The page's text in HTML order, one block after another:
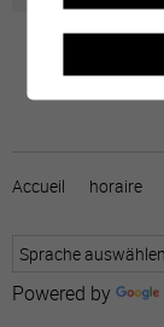
Accueil horaire
Powered by